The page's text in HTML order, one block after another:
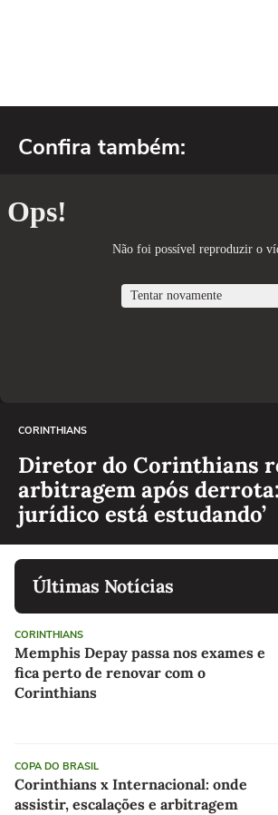
Confira também:
CORINTHIANS
Diretor do Corinthians
arbitragem após derrota:
jurídico está estudando’
Últimas Notícias
CORINTHIANS
Memphis Depay passa nos exames e
fica perto de renovar com o
Corinthians
COPA DO BRASIL
Corinthians x Internacional: onde
assistir, escalações e arbitragem